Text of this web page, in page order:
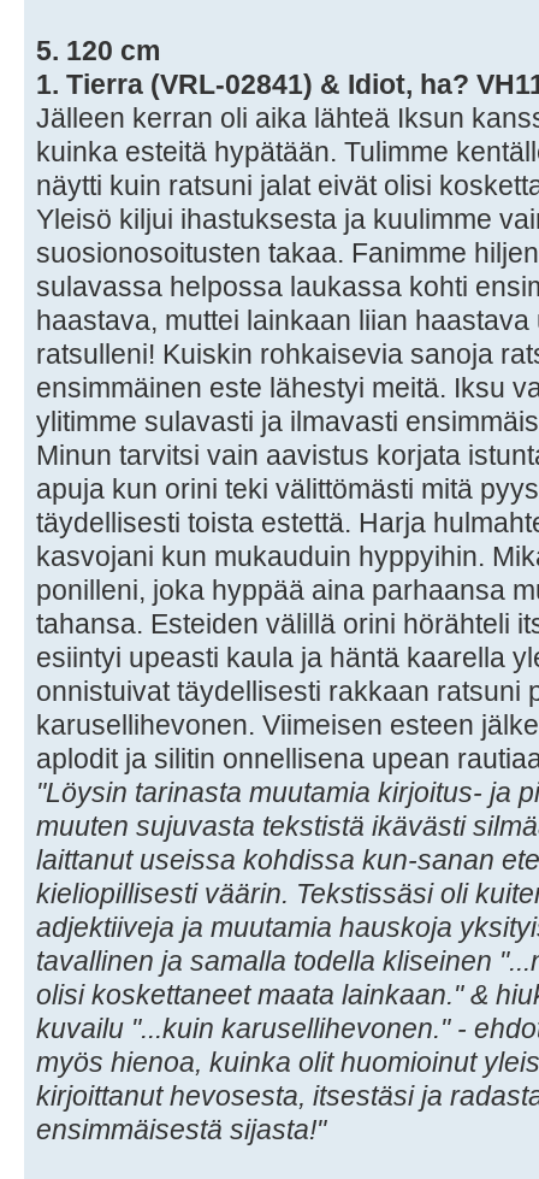
5. 120 cm
1. Tierra (VRL-02841) & Idiot, ha?
Jälleen kerran oli aika lähteä Iksun
kuinka esteitä hypätään. Tulimme
näytti kuin ratsuni jalat eivät olisi
Yleisö kiljui ihastuksesta ja kuulimme
suosionosoitusten takaa. Fanimme
sulavassa helpossa laukassa kohti
haastava, muttei lainkaan liian
ratsulleni! Kuiskin rohkaisevia sanoja
ensimmäinen este lähestyi meitä. Iksu
ylitimme sulavasti ja ilmavasti
Minun tarvitsi vain aavistus korjata
apuja kun orini teki välittömästi mitä
täydellisesti toista estettä. Harja
kasvojani kun mukauduin hyppyihin.
ponilleni, joka hyppää aina parhaansa
tahansa. Esteiden välillä orini hörähteli
esiintyi upeasti kaula ja häntä kaarella
onnistuivat täydellisesti rakkaan ratsuni
karusellihevonen. Viimeisen esteen
aplodit ja silitin onnellisena upean
"Löysin tarinasta muutamia kirjoitus- ja
muuten sujuvasta tekstistä ikävästi
laittanut useissa kohdissa kun-sanan
kieliopillisesti väärin. Tekstissäsi oli
adjektiiveja ja muutamia hauskoja
tavallinen ja samalla todella kliseinen
olisi koskettaneet maata lainkaan." &
kuvailu "...kuin karusellihevonen." -
myös hienoa, kuinka olit huomioinut
kirjoittanut hevosesta, itsestäsi ja
ensimmäisestä sijasta!"